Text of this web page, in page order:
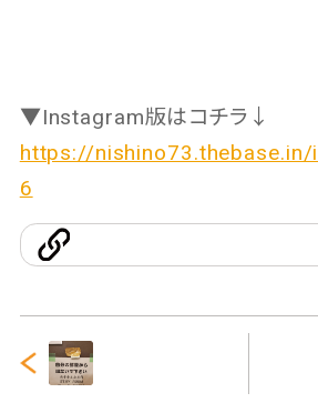
▼Instagram版はコチラ↓
https://
6